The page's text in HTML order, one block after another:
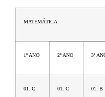
MATEMÁTICA
1º ANO 2º ANO 3º
01. C 01. C 01. B